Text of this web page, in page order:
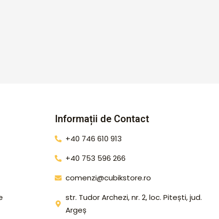
Informații de Contact
+40 746 610 913
+40 753 596 266
comenzi@cubikstore.ro
str. Tudor Archezi, nr. 2, loc. Pitești, jud.
Argeș